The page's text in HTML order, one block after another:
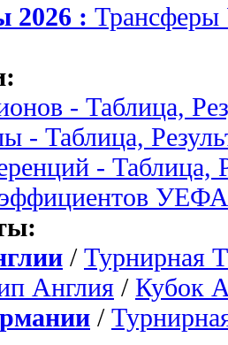
2026 :
- Таблица,
- Таблица,
- Таблица,
УЕФА
/ Турнирная
Англия / Кубок
/